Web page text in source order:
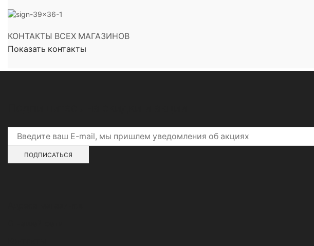
КОНТАКТЫ ВСЕХ МАГАЗИНОВ
Показать контакты